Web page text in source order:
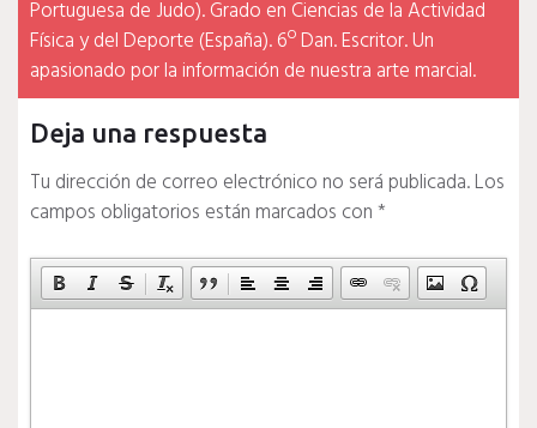
Portuguesa de Judo). Grado en Ciencias de la Actividad
Física y del Deporte (España). 6º Dan. Escritor. Un
apasionado por la información de nuestra arte marcial.
Deja una respuesta
Tu dirección de correo electrónico no será publicada.Los
campos obligatorios están marcados con*